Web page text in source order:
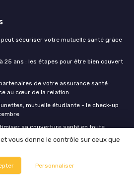
sécuriser votre mutuelle santé grâce
25 ans : les étapes pour être bien couvert
de votre assurance santé :
au cœur de la relation
mutuelle étudiante - le check-up
sa couverture santé en toute
vous donne le contrôle sur ceux que
Personnaliser